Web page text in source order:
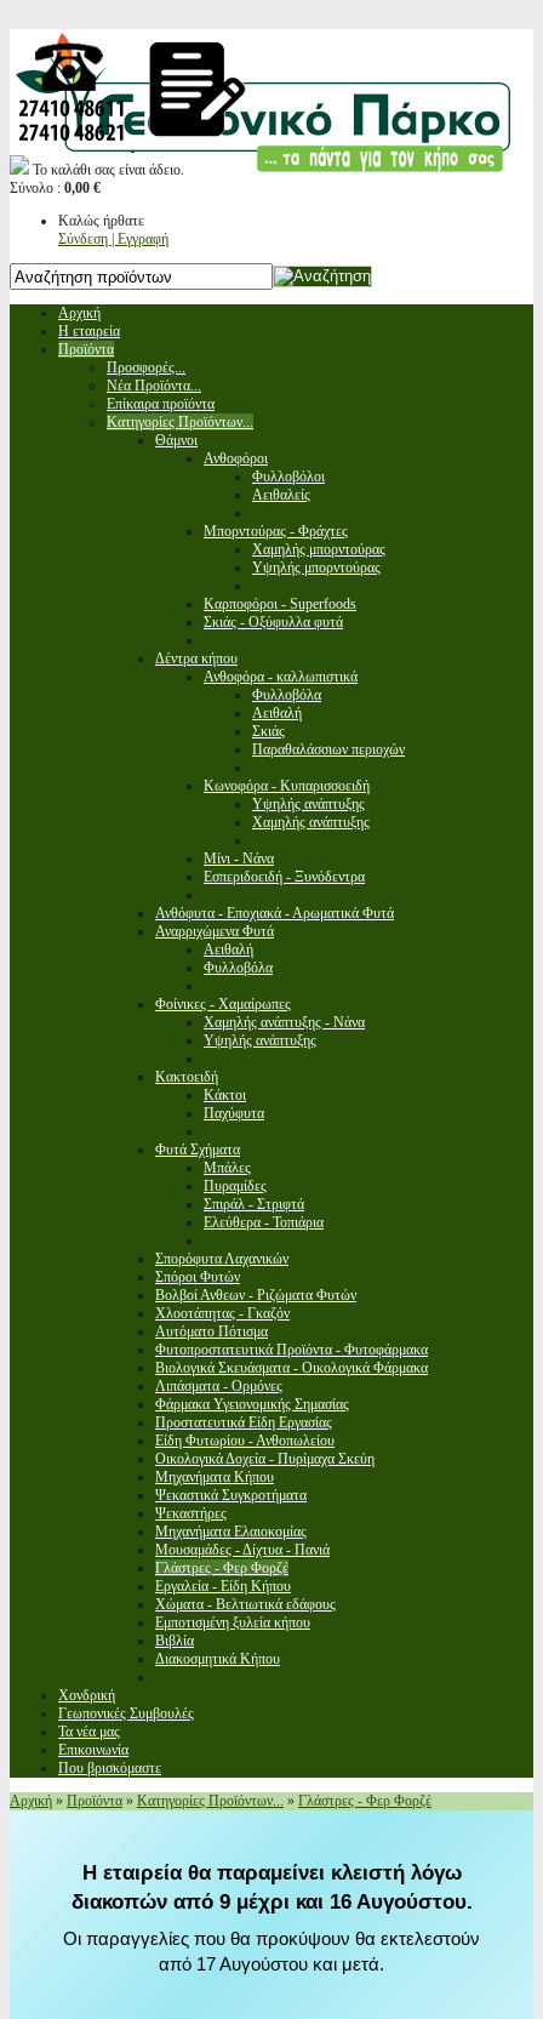
Το καλάθι σας είναι άδειο.
Σύνολο : 0,00 €
Καλώς ήρθατε
Σύνδεση | Εγγραφή
Αρχική
Η εταιρεία
Προϊόντα
Προσφορές...
Νέα Προϊόντα...
Επίκαιρα προϊόντα
Κατηγορίες Προϊόντων...
Θάμνοι
Ανθοφόροι
Φυλλοβόλοι
Αειθαλείς
Μπορντούρας - Φράχτες
Χαμηλής μπορντούρας
Υψηλής μπορντούρας
Καρποφόροι - Superfoods
Σκιάς - Οξύφυλλα φυτά
Δέντρα κήπου
Ανθοφόρα - καλλωπιστικά
Φυλλοβόλα
Αειθαλή
Σκιάς
Παραθαλάσσιων περιοχών
Κωνοφόρα - Κυπαρισσοειδή
Υψηλής ανάπτυξης
Χαμηλής ανάπτυξης
Μίνι - Νάνα
Εσπεριδοειδή - Ξυνόδεντρα
Ανθόφυτα - Εποχιακά - Αρωματικά Φυτά
Αναρριχώμενα Φυτά
Αειθαλή
Φυλλοβόλα
Φοίνικες - Χαμαίρωπες
Χαμηλής ανάπτυξης - Νάνα
Υψηλής ανάπτυξης
Κακτοειδή
Κάκτοι
Παχύφυτα
Φυτά Σχήματα
Μπάλες
Πυραμίδες
Σπιράλ - Στριφτά
Ελεύθερα - Τοπιάρια
Σπορόφυτα Λαχανικών
Σπόροι Φυτών
Βολβοί Ανθεων - Ριζώματα Φυτών
Χλοοτάπητας - Γκαζόν
Αυτόματο Πότισμα
Φυτοπροστατευτικά Προϊόντα - Φυτοφάρμακα
Βιολογικά Σκευάσματα - Οικολογικά Φάρμακα
Λιπάσματα - Ορμόνες
Φάρμακα Υγειονομικής Σημασίας
Προστατευτικά Είδη Εργασίας
Είδη Φυτωρίου - Ανθοπωλείου
Οικολογικά Δοχεία - Πυρίμαχα Σκεύη
Μηχανήματα Κήπου
Ψεκαστικά Συγκροτήματα
Ψεκαστήρες
Μηχανήματα Ελαιοκομίας
Μουσαμάδες - Δίχτυα - Πανιά
Γλάστρες - Φερ Φορζέ
Εργαλεία - Είδη Κήπου
Χώματα - Βελτιωτικά εδάφους
Εμποτισμένη ξυλεία κήπου
Βιβλία
Διακοσμητικά Κήπου
Χονδρική
Γεωπονικές Συμβουλές
Τα νέα μας
Επικοινωνία
Που βρισκόμαστε
Αρχική » Προϊόντα » Κατηγορίες Προϊόντων... » Γλάστρες - Φερ Φορζέ
Η εταιρεία θα παραμείνει κλειστή λόγω
διακοπών από 9 μέχρι και 16 Αυγούστου.
Οι παραγγελίες που θα προκύψουν θα εκτελεστούν
από 17 Αυγούστου και μετά.